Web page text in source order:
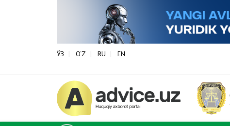
ЎЗ O‘Z RU EN